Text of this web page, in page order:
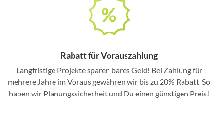
Rabatt für Vorauszahlung
Langfristige Projekte sparen bares Geld! Bei Zahlung für
mehrere Jahre im Voraus gewähren wir bis zu 20% Rabatt. So
haben wir Planungssicherheit und Du einen günstigen Preis!